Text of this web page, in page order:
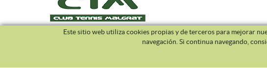
Este sitio web utiliza cookies propias y de terceros para mejorar
navegación. Si continua navegando,